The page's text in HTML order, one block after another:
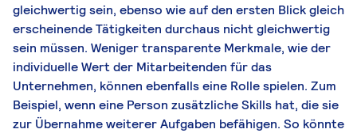
gleichwertig sein, ebenso wie auf den ersten Blick gleich
erscheinende Tätigkeiten durchaus nicht gleichwertig
sein müssen. Weniger transparente Merkmale, wie der
individuelle Wert der Mitarbeitenden für das
Unternehmen, können ebenfalls eine Rolle spielen. Zum
Beispiel, wenn eine Person zusätzliche Skills hat, die sie
zur Übernahme weiterer Aufgaben befähigen. So könnte